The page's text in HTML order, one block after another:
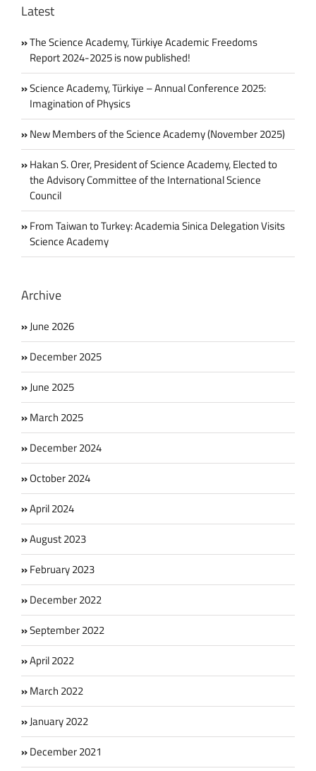
Latest
The Science Academy, Türkiye Academic Freedoms
Report 2024-2025 is now published!
Science Academy, Türkiye – Annual Conference 2025:
Imagination of Physics
New Members of the Science Academy (November 2025)
Hakan S. Orer, President of Science Academy, Elected to
the Advisory Committee of the International Science
Council
From Taiwan to Turkey: Academia Sinica Delegation Visits
Science Academy
Archive
June 2026
December 2025
June 2025
March 2025
December 2024
October 2024
April 2024
August 2023
February 2023
December 2022
September 2022
April 2022
March 2022
January 2022
December 2021